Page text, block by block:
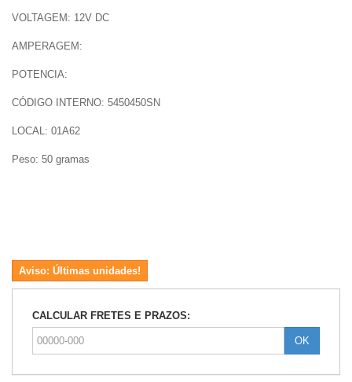
VOLTAGEM: 12V DC
AMPERAGEM:
POTENCIA:
CÓDIGO INTERNO: 5450450SN
LOCAL: 01A62
Peso: 50 gramas
Aviso: Últimas unidades!
CALCULAR FRETES E PRAZOS:
OK